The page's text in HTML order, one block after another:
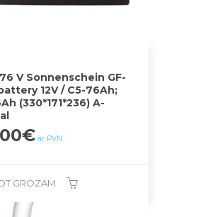
V Sonnenschein GF-
12V / C5-76Ah;
(330*171*236) A-
€ ar PVN
GROZAM